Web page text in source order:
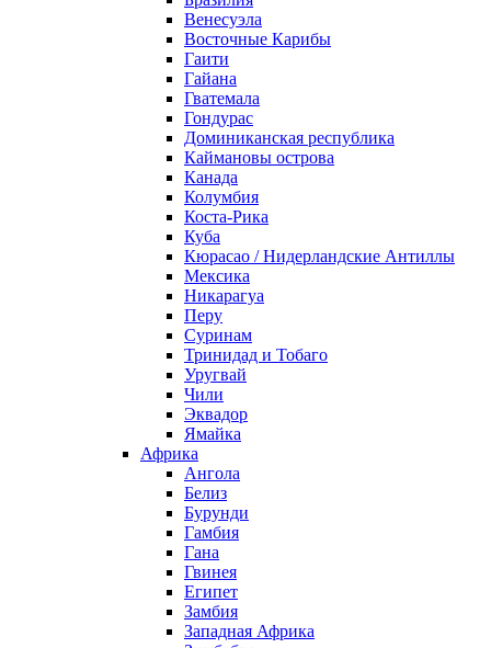
Венесуэла
Восточные Карибы
Гаити
Гайана
Гватемала
Гондурас
Доминиканская республика
Каймановы острова
Канада
Колумбия
Коста-Рика
Куба
Кюрасао / Нидерландские Антиллы
Мексика
Никарагуа
Перу
Суринам
Тринидад и Тобаго
Уругвай
Чили
Эквадор
Ямайка
Африка
Ангола
Белиз
Бурунди
Гамбия
Гана
Гвинея
Египет
Замбия
Западная Африка